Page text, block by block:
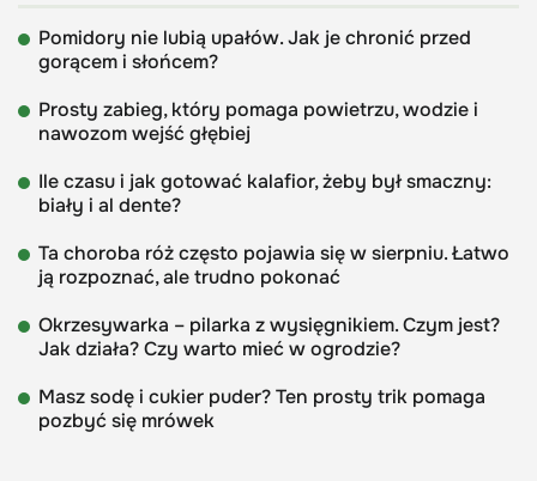
Pomidory nie lubią upałów. Jak je chronić przed
gorącem i słońcem?
Prosty zabieg, który pomaga powietrzu, wodzie i
nawozom wejść głębiej
Ile czasu i jak gotować kalafior, żeby był smaczny:
biały i al dente?
Ta choroba róż często pojawia się w sierpniu. Łatwo
ją rozpoznać, ale trudno pokonać
Okrzesywarka – pilarka z wysięgnikiem. Czym jest?
Jak działa? Czy warto mieć w ogrodzie?
Masz sodę i cukier puder? Ten prosty trik pomaga
pozbyć się mrówek